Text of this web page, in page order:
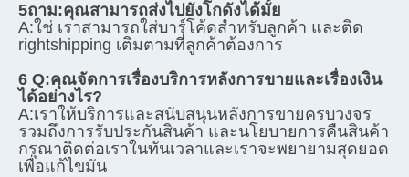
5ถาม:คุณสามารถส่งไปยังโกดังได้มั้ย
A:ใช่ เราสามารถใส่บาร์โค้ดสําหรับลูกค้า และติด
rightshipping เติมตามที่ลูกค้าต้องการ
6 Q:คุณจัดการเรื่องบริการหลังการขายและเรื่องเงิน
ได้อย่างไร?
A:เราให้บริการและสนับสนุนหลังการขายครบวงจร
รวมถึงการรับประกันสินค้า และนโยบายการคืนสินค้า
กรุณาติดต่อเราในทันเวลาและเราจะพยายามสุดยอด
เพื่อแก้ไขมัน